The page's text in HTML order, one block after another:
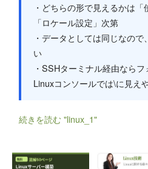
・どちらの形で見えるかは
「ロケール設定」次第
・データとしては同じなの
い
・SSHターミナル経由ならフ
Linuxコンソールでは\に見え
続きを読む "linux_1"